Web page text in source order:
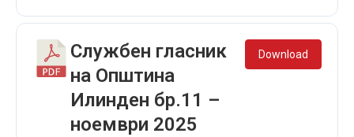
Службен гласник
на Општина
Илинден бр.11 –
ноември 2025
Download